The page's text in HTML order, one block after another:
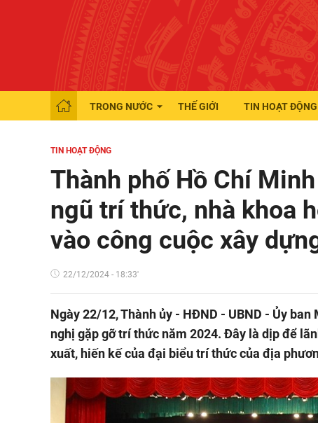
TRONG NƯỚC THẾ GIỚI TIN HOẠT ĐỘNG
TIN HOẠT ĐỘNG
Thành phố Hồ Chí
ngũ trí thức, nhà khoa
vào công cuộc xây
22/12/2024 - 18:33'
Ngày 22/12, Thành ủy - HĐND - UBND - Ủy
nghị gặp gỡ trí thức năm 2024. Đây là dịp để
xuất, hiến kế của đại biểu trí thức của địa